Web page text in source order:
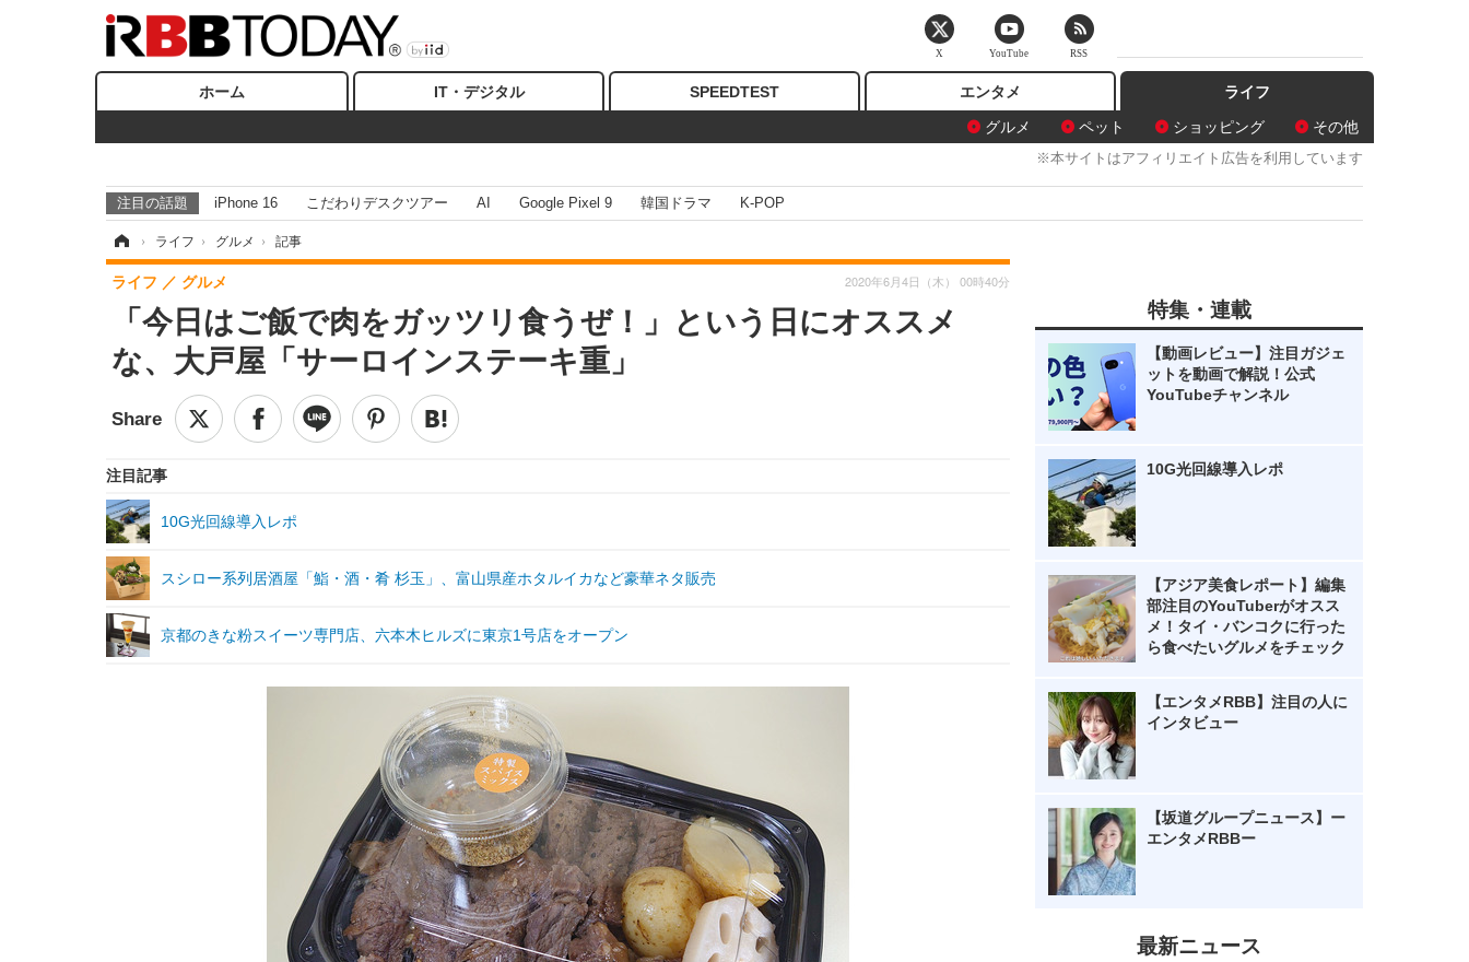
ホーム IT・デジタル SPEEDTEST エンタメ
ライフ
グルメ
ペット ショッピング その他
※本サイトはアフィリエイト広告を利用しています
注目の話題 iPhone 16 こだわりデスクツアー AI Google Pixel 9 韓国ドラマ K-POP
› ライフ › グルメ › 記事
「今日はご飯で肉をガッツリ食うぜ！」という日にオススメ
な、大戸屋「サーロインステーキ重」
ライフ グルメ 2020年6月4日（木） 00時40分
注目記事
10G光回線導入レポ
スシロー系列居酒屋「鮨・酒・肴 杉玉」、富山県産ホタルイカなど豪華ネタ販売
京都のきな粉スイーツ専門店、六本木ヒルズに東京1号店をオープン
特集・連載
【動画レビュー】注目ガジェ
ットを動画で解説！公式
YouTubeチャンネル
10G光回線導入レポ
【アジア美食レポート】編集
部注目のYouTuberがオスス
メ！タイ・バンコクに行った
ら食べたいグルメをチェック
【エンタメRBB】注目の人に
インタビュー
【坂道グループニュース】ー
エンタメRBBー
最新ニュース
X YouTube RSS